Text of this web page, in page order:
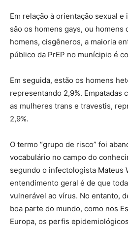
Em relação à orientação sexual
são os homens gays, ou homens
homens, cisgêneros, a maioria
público da PrEP no munícipio é
Em seguida, estão os homens
representando 2,9%. Empatadas
as mulheres trans e travestis,
2,9%.
O termo “grupo de risco” foi
vocabulário no campo do
segundo o infectologista Mateus
entendimento geral é de que
vulnerável ao vírus. No entanto,
boa parte do mundo, como nos
Europa, os perfis